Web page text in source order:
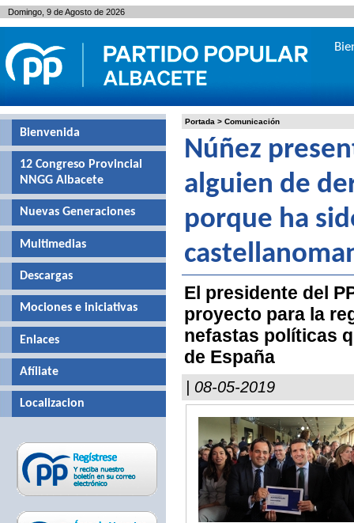
Portada > Comunicación
Núñez
alguien de
porque ha
El presidente del
proyecto para la
nefastas políticas
de España
| 08-05-2019
Bienvenida
12 Congreso Provincial
NNGG Albacete
Nuevas Generaciones
Multimedias
Descargas
Mociones e iniciativas
Enlaces
Afíliate
Localizacion
Domingo, 9 de Agosto de 2026